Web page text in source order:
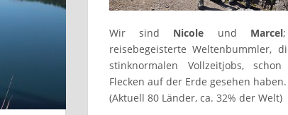
Wir sind Nicole und Marcel
reisebegeisterte Weltenbummler,
stinknormalen Vollzeitjobs, schon
Flecken auf der Erde gesehen haben.
(Aktuell 80 Länder, ca. 32% der Welt)